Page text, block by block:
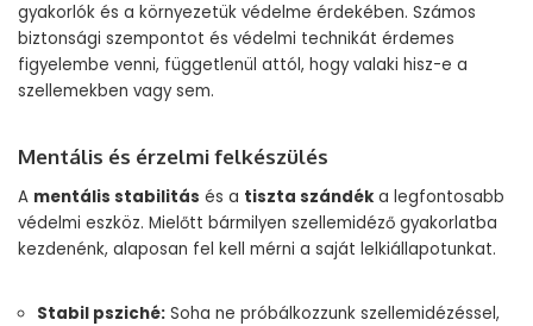
gyakorlók és a környezetük védelme érdekében. Számos
biztonsági szempontot és védelmi technikát érdemes
figyelembe venni, függetlenül attól, hogy valaki hisz-e a
szellemekben vagy sem.
Mentális és érzelmi felkészülés
A mentális stabilitás és a tiszta szándék a legfontosabb
védelmi eszköz. Mielőtt bármilyen szellemidéző gyakorlatba
kezdenénk, alaposan fel kell mérni a saját lelkiállapotunkat.
Stabil psziché: Soha ne próbálkozzunk szellemidézéssel,